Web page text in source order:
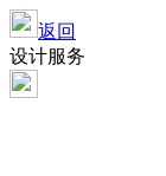
返回
设计服务